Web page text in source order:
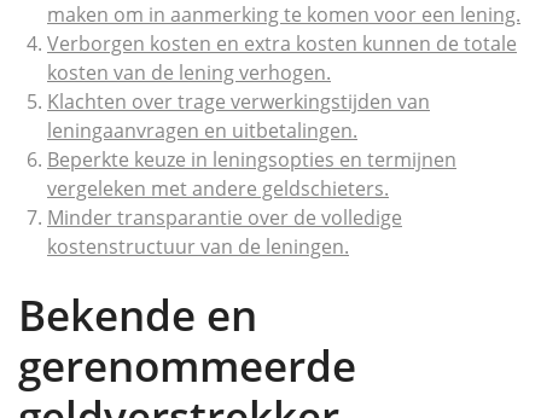
maken om in aanmerking te komen voor een lening.
Verborgen kosten en extra kosten kunnen de totale
kosten van de lening verhogen.
Klachten over trage verwerkingstijden van
leningaanvragen en uitbetalingen.
Beperkte keuze in leningsopties en termijnen
vergeleken met andere geldschieters.
Minder transparantie over de volledige
kostenstructuur van de leningen.
Bekende en
gerenommeerde